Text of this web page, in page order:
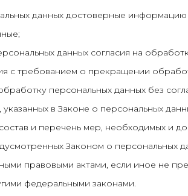
данных достоверные
данных согласия на
с требованием о прекращении
персональных данных без
в Законе о персональных
и перечень мер, необходимых и
Законом о персональных
правовыми актами, если иное не
федеральными законами.